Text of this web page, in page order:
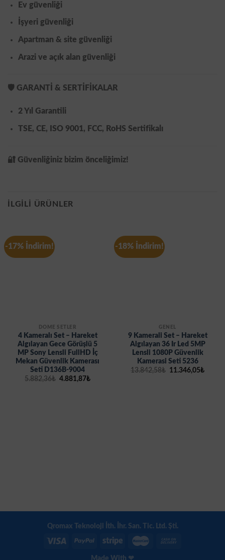
Ev güvenliği
İşyeri güvenliği
Apartman & site güvenliği
Arazi ve açık alan güvenliği
🛡️ GARANTİ & SERTİFİKALAR
2 Yıl Garantili
TSE, CE, ISO 9001, FCC, RoHS Sertifikalı
🔐 Güvenliğiniz bizim önceliğimiz!
İLGILI ÜRÜNLER
-17% İndirim!
DOME SETLER
4 Kameralı Set – Hareket
Algılayan Gece Görüşlü 5
MP Sony Lensli FullHD İç
Mekan Güvenlik Kamerası
Seti D136B-9004
5.882,36₺ Orijinal
4.881,87₺Şu
-18% İndirim!
GENEL
9 Kamerali Set – Hareket
Algılayan 36 Ir Led 5MP
Lensli 1080P Güvenlik
Kamerasi Seti 5236
13.842,58₺ Orijinal
11.346,05₺Şu
Qromax Teknoloji İth. İhr. San. Tic. Ltd. Şti.
Made With ❤